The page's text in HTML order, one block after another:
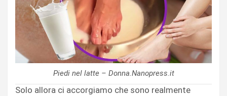
Piedi nel latte – Donna.Nanopress.it
Solo allora ci accorgiamo che sono realmente